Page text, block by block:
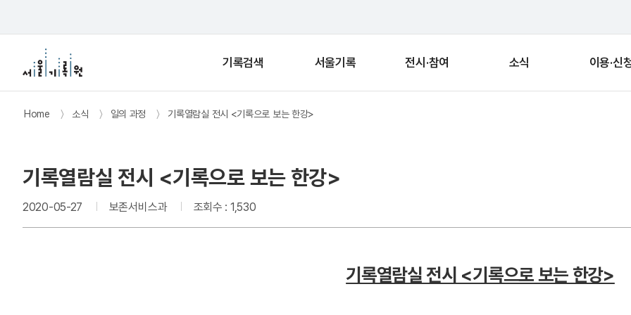
기록검색 서울기록 전시·참여 소식 이용·신
Home 〉 소식 〉 일의 과정 〉 기록열람실 전시 <기록으로 보는 한강>
기록열람실 전시 <기록으로 보는 한강>
2020-05-27 보존서비스과 조회수 : 1,530
기록열람실 전시 <기록으로 보는 한강>